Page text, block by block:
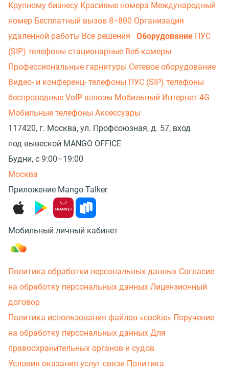
Крупному бизнесу Красивые номера Международный
номер Бесплатный вызов 8−800 Организация
удаленной работы Все решения Оборудование ПУС
(SIP) телефоны стационарные Веб-камеры
Профессиональные гарнитуры Сетевое оборудование
Видео- и конференц- телефоны ПУС (SIP) телефоны
беспроводные VoIP шлюзы Мобильный Интернет 4G
Мобильные телефоны Аксессуары
117420, г. Москва, ул. Профсоюзная, д. 57, вход
под вывеской MANGO OFFICE
Будни, с 9:00–19:00
Москва
Приложение Mango Talker
Мобильный личный кабинет
Политика обработки персональных данных Согласие
на обработку персональных данных Лицензионный
договор
Политика использования файлов «cookie» Поручение
на обработку персональных данных Для
правоохранительных органов и судов
Условия оказания услуг связи Политика